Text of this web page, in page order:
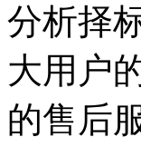
分析择
大用户
的售后